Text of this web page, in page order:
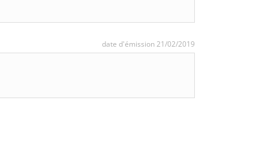
date d'émission 21/02/2019